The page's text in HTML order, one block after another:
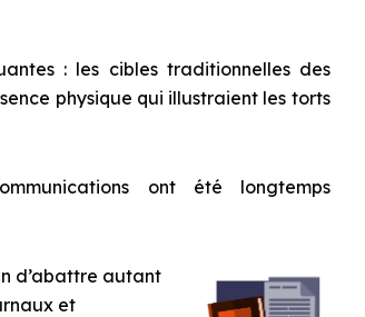
: les cibles traditionnelles des
physique qui illustraient les torts
ont été longtemps
d’abattre autant
et